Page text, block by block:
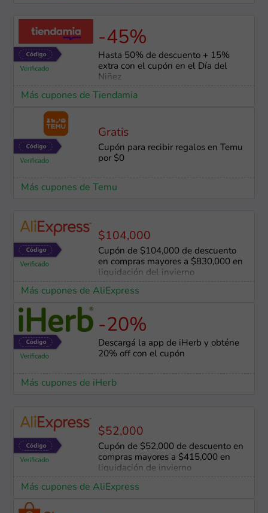
-45%
Hasta 50% de descuento + 15%
extra con el cupón en el Día del
Niñez
Más cupones de Tiendamia
Gratis
Cupón para recibir regalos en Temu
por $0
Más cupones de Temu
$104,000
Cupón de $104,000 de descuento
en compras mayores a $830,000 en
liquidación del invierno
Más cupones de AliExpress
-20%
Descargá la app de iHerb y obténe
20% off con el cupón
Más cupones de iHerb
$52,000
Cupón de $52,000 de descuento en
compras mayores a $415,000 en
liquidación de invierno
Más cupones de AliExpress